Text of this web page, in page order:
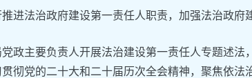
推进法治政府建设第一责任人职责，加强法治政府
党政主要负责人开展法治建设第一责任人专题述
彻党的二十大和二十届历次全会精神，聚焦依